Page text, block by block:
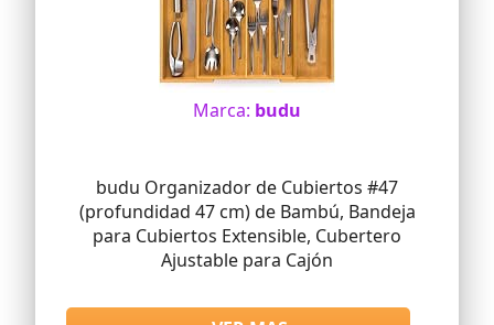
Marca: budu
budu Organizador de Cubiertos #47
(profundidad 47 cm) de Bambú, Bandeja
para Cubiertos Extensible, Cubertero
Ajustable para Cajón